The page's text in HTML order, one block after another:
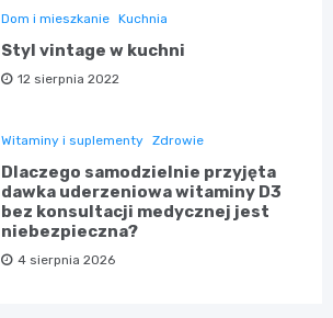
Dom i mieszkanie Kuchnia
Styl vintage w kuchni
12 sierpnia 2022
Witaminy i suplementy Zdrowie
Dlaczego samodzielnie przyjęta
dawka uderzeniowa witaminy D3
bez konsultacji medycznej jest
niebezpieczna?
4 sierpnia 2026